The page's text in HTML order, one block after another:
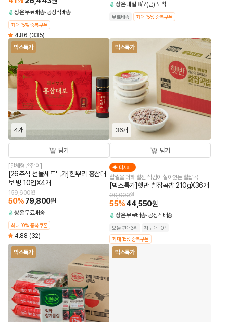
상온무료배송 공장직배송
최대 15% 중복쿠폰
4.86 (335)
상온 내일 8/7(금) 도착
무료배송 최대 15% 중복쿠폰
박스특가
4개
담기
[일체형 손잡이]
[26추석 선물세트특가]한뿌리 홍삼대
보 병 10입X4개
159,600원
50% 79,800원
상온무료배송
최대 10% 중복쿠폰
4.88 (32)
박스특가
36개
담기
더세페
찹쌀을 더해 찰진 식감이 살아있는 찰잡곡
[박스특가]햇반 찰잡곡밥 210gX36개
99,000원
55% 44,550원
상온무료배송 공장직배송
오늘 판매3위
재구매TOP
최대 15% 중복쿠폰
박스특가 박스특가